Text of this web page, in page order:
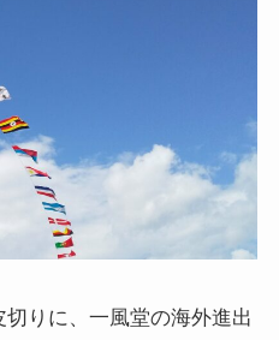
りに、一風堂の海外進出